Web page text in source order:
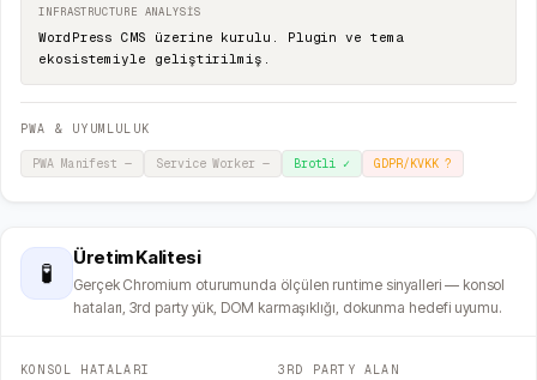
INFRASTRUCTURE ANALYSIS
WordPress CMS üzerine kurulu. Plugin ve tema
ekosistemiyle geliştirilmiş.
PWA & UYUMLULUK
PWA Manifest— Service Worker — Brotli✓ GDPR/KVKK?
🧪
Üretim Kalitesi
Gerçek Chromium oturumunda ölçülen runtime sinyalleri — konsol
hataları, 3rd party yük, DOM karmaşıklığı, dokunma hedefi uyumu.
KONSOL HATALARI 3RD PARTY ALAN